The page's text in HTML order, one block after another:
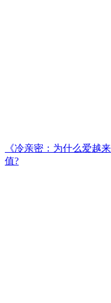
《冷亲密：为什么爱越
值?